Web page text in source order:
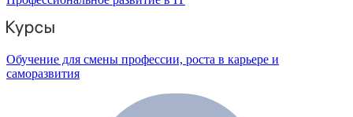
Обучение для смены профессии, роста в карьере и
саморазвития